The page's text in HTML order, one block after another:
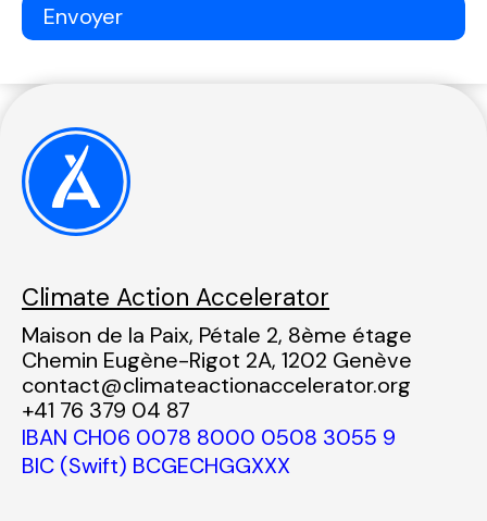
Climate Action Accelerator
Maison de la Paix, Pétale 2, 8ème étage
Chemin Eugène-Rigot 2A, 1202 Genève
contact@climateactionaccelerator.org
+41 76 379 04 87
IBAN CH06 0078 8000 0508 3055 9
BIC (Swift) BCGECHGGXXX